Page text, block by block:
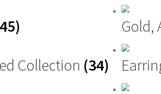
Gold,
Collection (34)